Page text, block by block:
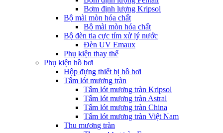
Bơm định lượng Kripsol
Bộ mài mòn hóa chất
Bộ mài mòn hóa chất
Bộ đèn tia cực tím xử lý nước
Đèn UV Emaux
Phụ kiện thay thế
Phụ kiện hồ bơi
Hộp đựng thiết bị hồ bơi
Tấm lót mương tràn
Tấm lót mương tràn Kripsol
Tấm lót mương tràn Astral
Tấm lót mương tràn China
Tấm lót mương tràn Việt Nam
Thu mương tràn